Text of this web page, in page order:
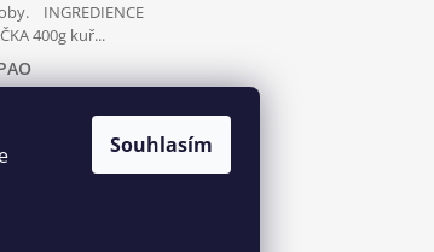
Souhlasím
INGREDIENCE
400g kuř...
INGREDIENCE
400g kuř...